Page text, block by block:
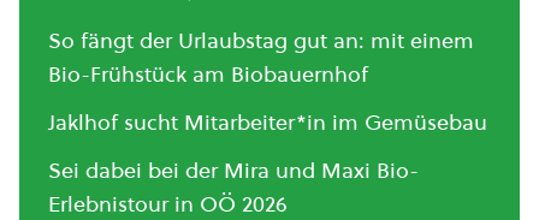
So fängt der Urlaubstag gut an: mit einem
Bio-Frühstück am Biobauernhof
Jaklhof sucht Mitarbeiter*in im Gemüsebau
Sei dabei bei der Mira und Maxi Bio-
Erlebnistour in OÖ 2026